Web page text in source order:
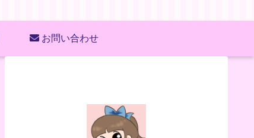
お問い合わせ